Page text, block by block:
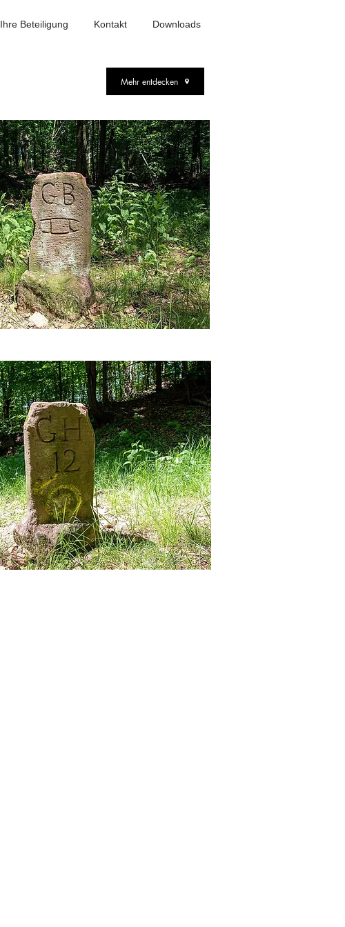
Ihre Beteiligung Kontakt Downloads
Mehr entdecken